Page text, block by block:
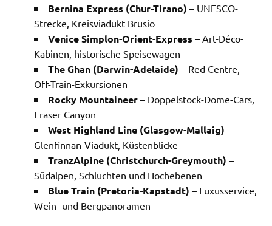
Bernina Express (Chur-Tirano) – UNESCO-
Strecke, Kreisviadukt Brusio
Venice Simplon-Orient-Express – Art-Déco-
Kabinen, historische Speisewagen
The Ghan (Darwin-Adelaide) – Red Centre,
Off-Train-Exkursionen
Rocky Mountaineer – Doppelstock-Dome-Cars,
Fraser Canyon
West Highland Line (Glasgow-Mallaig) –
Glenfinnan-Viadukt, Küstenblicke
TranzAlpine (Christchurch-Greymouth) –
Südalpen, Schluchten und Hochebenen
Blue Train (Pretoria-Kapstadt) – Luxusservice,
Wein- und Bergpanoramen